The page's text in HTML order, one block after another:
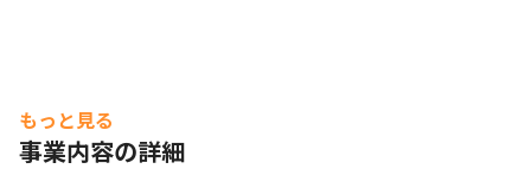
もっと見る
事業内容の詳細